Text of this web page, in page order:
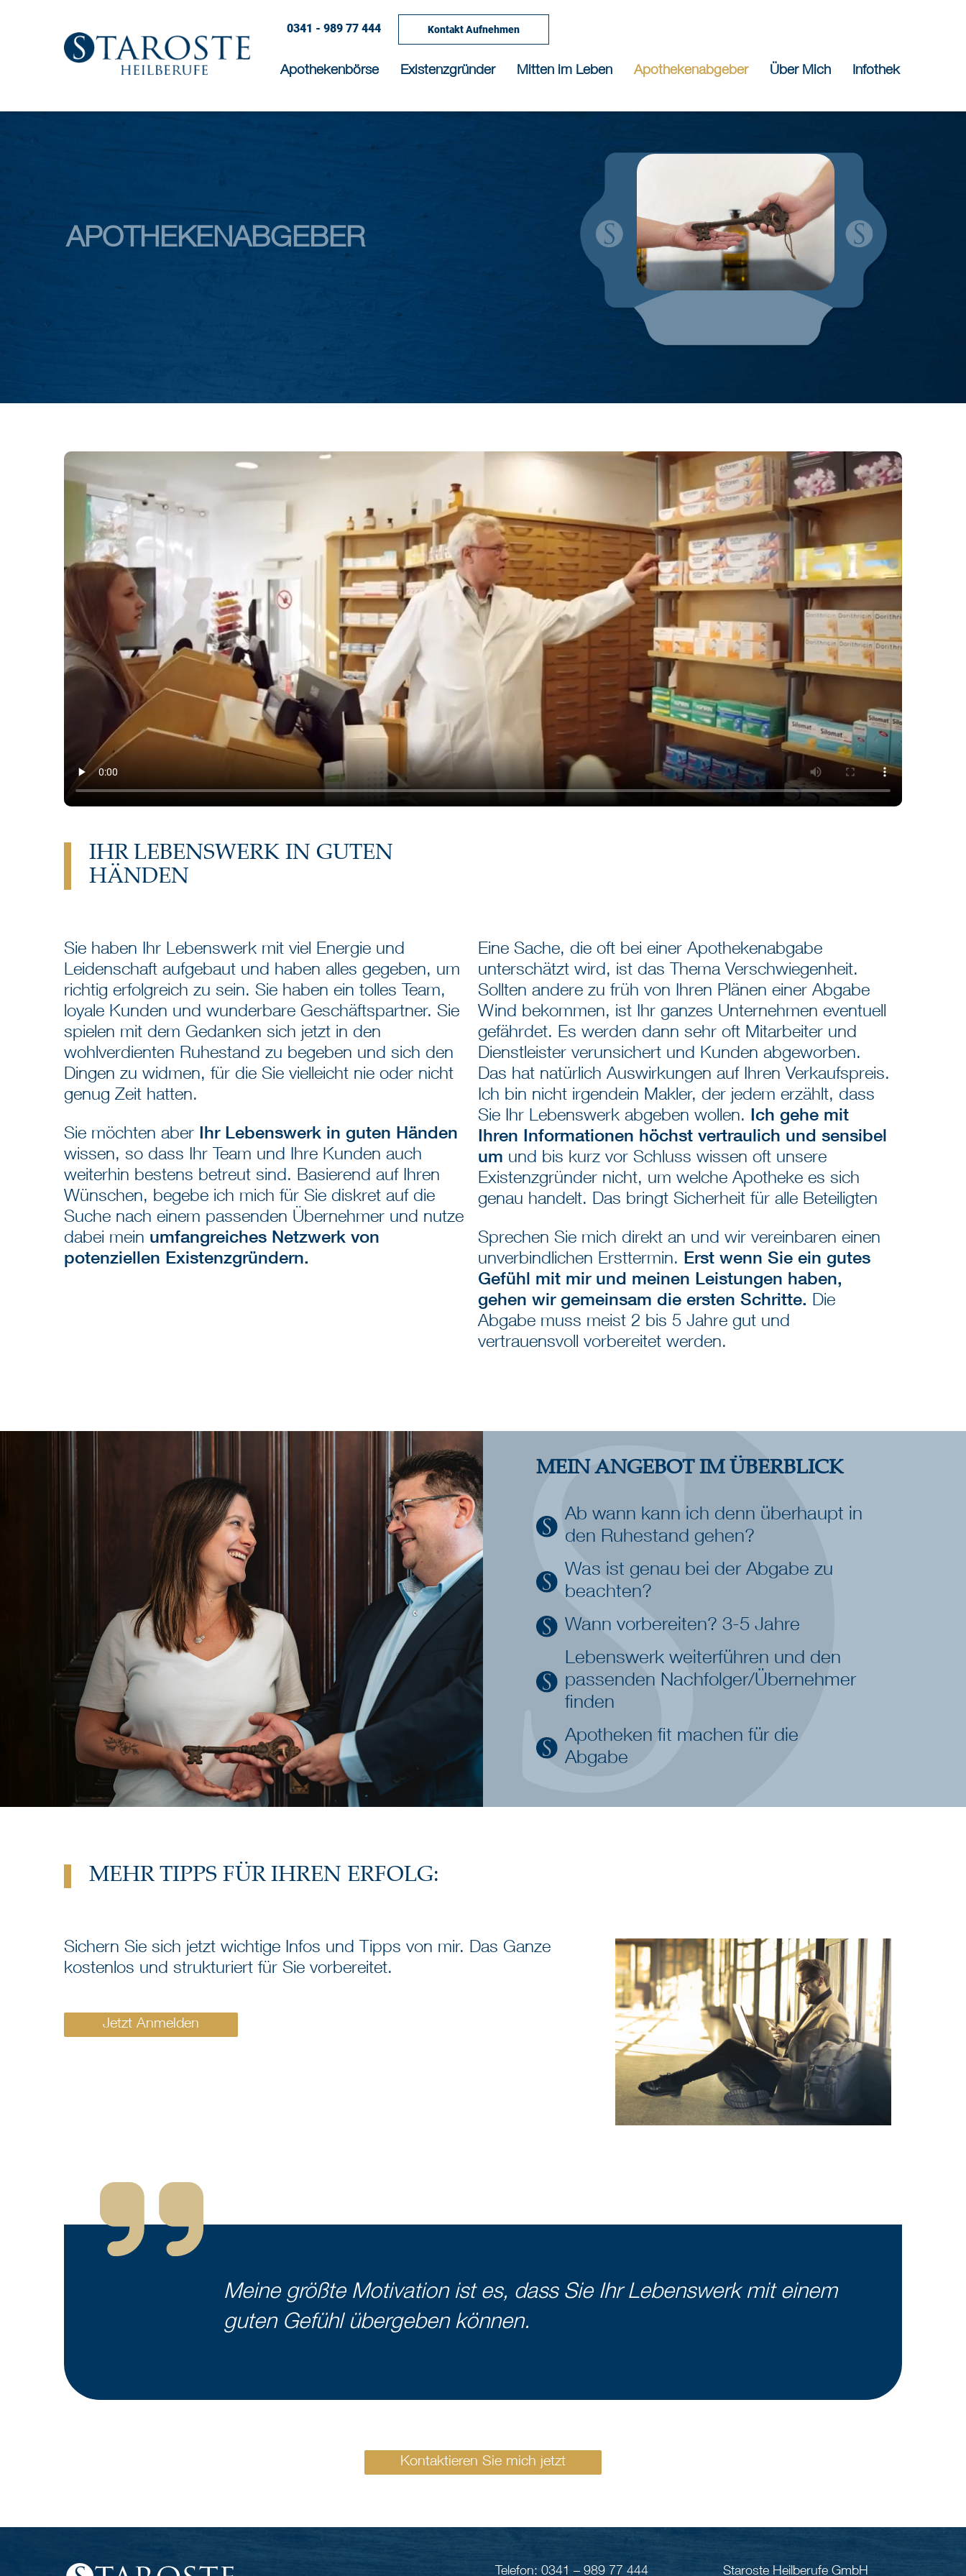
0341 - 989 77 444 Kontakt Aufnehmen
Apothekenbörse Existenzgründer Mitten im Leben Apothekenabgeber Über Mich Infothek
APOTHEKENABGEBER
IHR LEBENSWERK IN GUTEN
HÄNDEN
Sie haben Ihr Lebenswerk mit viel Energie und
Leidenschaft aufgebaut und haben alles gegeben, um
richtig erfolgreich zu sein. Sie haben ein tolles Team,
loyale Kunden und wunderbare Geschäftspartner. Sie
spielen mit dem Gedanken sich jetzt in den
wohlverdienten Ruhestand zu begeben und sich den
Dingen zu widmen, für die Sie vielleicht nie oder nicht
genug Zeit hatten.
Sie möchten aber Ihr Lebenswerk in guten Händen
wissen, so dass Ihr Team und Ihre Kunden auch
weiterhin bestens betreut sind. Basierend auf Ihren
Wünschen, begebe ich mich für Sie diskret auf die
Suche nach einem passenden Übernehmer und nutze
dabei mein umfangreiches Netzwerk von
potenziellen Existenzgründern.
Eine Sache, die oft bei einer Apothekenabgabe
unterschätzt wird, ist das Thema Verschwiegenheit.
Sollten andere zu früh von Ihren Plänen einer Abgabe
Wind bekommen, ist Ihr ganzes Unternehmen eventuell
gefährdet. Es werden dann sehr oft Mitarbeiter und
Dienstleister verunsichert und Kunden abgeworben.
Das hat natürlich Auswirkungen auf Ihren Verkaufspreis.
Ich bin nicht irgendein Makler, der jedem erzählt, dass
Sie Ihr Lebenswerk abgeben wollen. Ich gehe mit
Ihren Informationen höchst vertraulich und sensibel
um und bis kurz vor Schluss wissen oft unsere
Existenzgründer nicht, um welche Apotheke es sich
genau handelt. Das bringt Sicherheit für alle Beteiligten
Sprechen Sie mich direkt an und wir vereinbaren einen
unverbindlichen Ersttermin. Erst wenn Sie ein gutes
Gefühl mit mir und meinen Leistungen haben,
gehen wir gemeinsam die ersten Schritte. Die
Abgabe muss meist 2 bis 5 Jahre gut und
vertrauensvoll vorbereitet werden.
MEIN ANGEBOT IM ÜBERBLICK
Ab wann kann ich denn überhaupt in
den Ruhestand gehen?
Was ist genau bei der Abgabe zu
beachten?
Wann vorbereiten? 3-5 Jahre
Lebenswerk weiterführen und den
passenden Nachfolger/Übernehmer
finden
Apotheken fit machen für die
Abgabe
MEHR TIPPS FÜR IHREN ERFOLG:
Sichern Sie sich jetzt wichtige Infos und Tipps von mir. Das Ganze
kostenlos und strukturiert für Sie vorbereitet.
Jetzt Anmelden
Meine größte Motivation ist es, dass Sie Ihr Lebenswerk mit einem
guten Gefühl übergeben können.
Kontaktieren Sie mich jetzt
Telefon: 0341 – 989 77 444 Staroste Heilberufe GmbH